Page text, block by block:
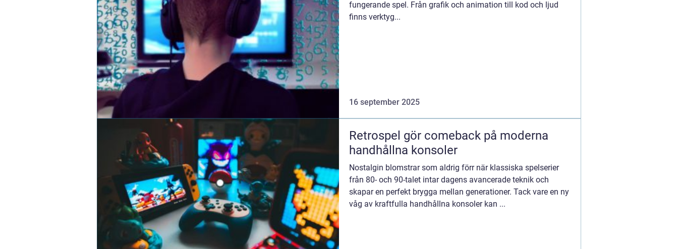
fungerande spel. Från grafik och animation till kod och ljud
finns verktyg...
16 september 2025
Retrospel gör comeback på moderna
handhållna konsoler
Nostalgin blomstrar som aldrig förr när klassiska spelserier
från 80- och 90-talet intar dagens avancerade teknik och
skapar en perfekt brygga mellan generationer. Tack vare en ny
våg av kraftfulla handhållna konsoler kan ...